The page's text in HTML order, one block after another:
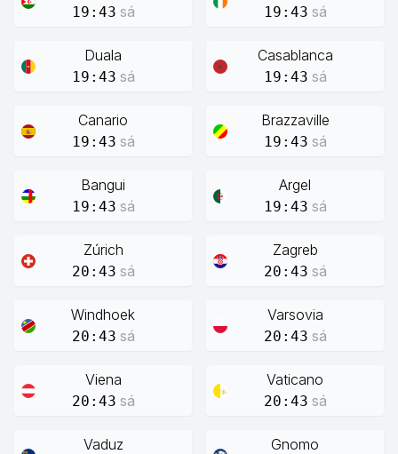
19:43 sá 19:43 sá
Duala
19:43 sá
Casablanca
19:43 sá
Canario
19:43 sá
Brazzaville
19:43 sá
Bangui
19:43 sá
Argel
19:43 sá
Zúrich
20:43 sá
Zagreb
20:43 sá
Windhoek
20:43 sá
Varsovia
20:43 sá
Viena
20:43 sá
Vaticano
20:43 sá
Vaduz Gnomo